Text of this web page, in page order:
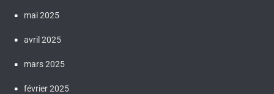
mai 2025
avril 2025
mars 2025
février 2025